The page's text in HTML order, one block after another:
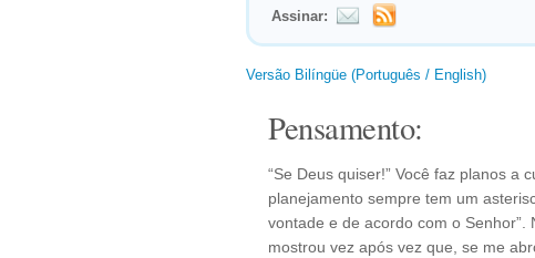
Assinar:
Versão Bilíngüe (Português / English)
Pensamento:
“Se Deus quiser!” Você faz planos a
planejamento sempre tem um
vontade e de acordo com o
mostrou vez após vez que, se me